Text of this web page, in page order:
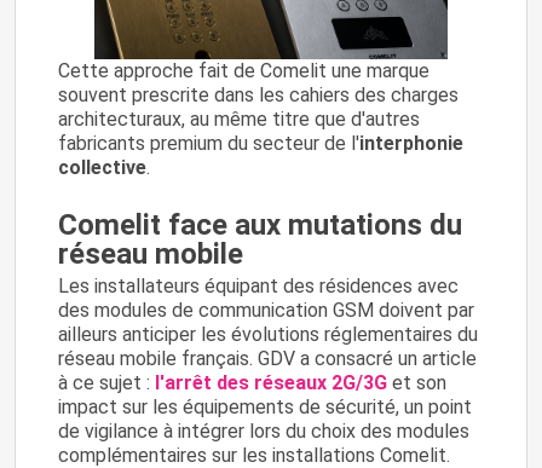
Cette approche fait de Comelit une marque
souvent prescrite dans les cahiers des charges
architecturaux, au même titre que d'autres
fabricants premium du secteur de l'interphonie
collective.
Comelit face aux mutations du
réseau mobile
Les installateurs équipant des résidences avec
des modules de communication GSM doivent par
ailleurs anticiper les évolutions réglementaires du
réseau mobile français. GDV a consacré un article
à ce sujet : l'arrêt des réseaux 2G/3G et son
impact sur les équipements de sécurité, un point
de vigilance à intégrer lors du choix des modules
complémentaires sur les installations Comelit.